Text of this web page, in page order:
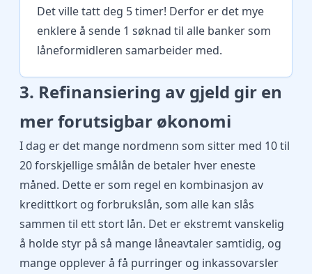
Det ville tatt deg 5 timer! Derfor er det mye
enklere å sende 1 søknad til alle banker som
låneformidleren samarbeider med.
3. Refinansiering av gjeld gir en
mer forutsigbar økonomi
I dag er det mange nordmenn som sitter med 10 til
20 forskjelligesmålån de betaler hver eneste
måned. Dette er som regel en kombinasjon av
kredittkort og forbrukslån, som alle kan slås
sammen til ett stort lån. Det er ekstremt vanskelig
å holde styr på så mange låneavtaler samtidig, og
mange opplever å få purringer og inkassovarsler